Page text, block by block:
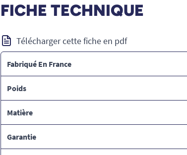
FICHE TECHNIQUE
Télécharger cette fiche en pdf
Fabriqué En France
Poids
Matière
Garantie